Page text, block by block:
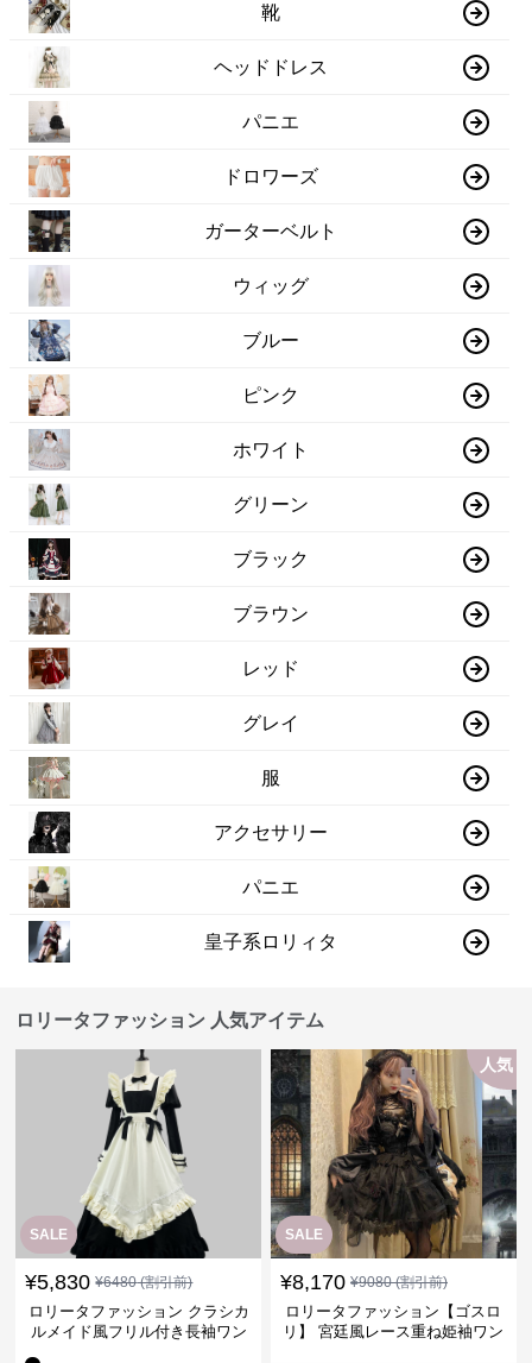
靴
ヘッドドレス
パニエ
ドロワーズ
ガーターベルト
ウィッグ
ブルー
ピンク
ホワイト
グリーン
ブラック
ブラウン
レッド
グレイ
服
アクセサリー
パニエ
皇子系ロリィタ
ロリータファッション 人気アイテム
SALE
¥5,830 ¥6480(割引前)
ロリータファッション クラシカ
ルメイド風フリル付き長袖ワン
SALE
人気
¥8,170 ¥9080(割引前)
ロリータファッション【ゴスロ
リ】 宮廷風レース重ね姫袖ワン